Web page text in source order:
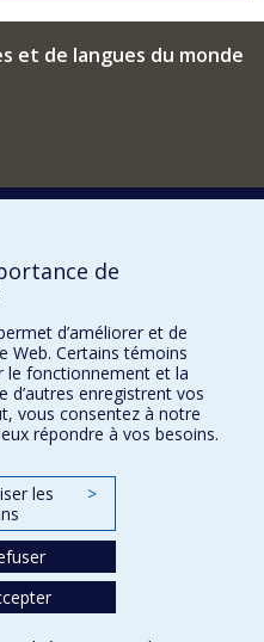
et de langues du monde
de
d’améliorer et de
Web. Certains témoins
le fonctionnement et la
d’autres enregistrent vos
vous consentez à notre
répondre à vos besoins.
les
>